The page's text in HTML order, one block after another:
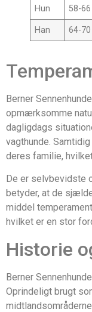
Hun 58-
Han 64-
Berner
opmærksomme
dagligdags
vagthunde.
deres familie,
De er selvbevidste
betyder, at de
middel
hvilket er en stor
Historie
Berner
Oprindeligt brugt